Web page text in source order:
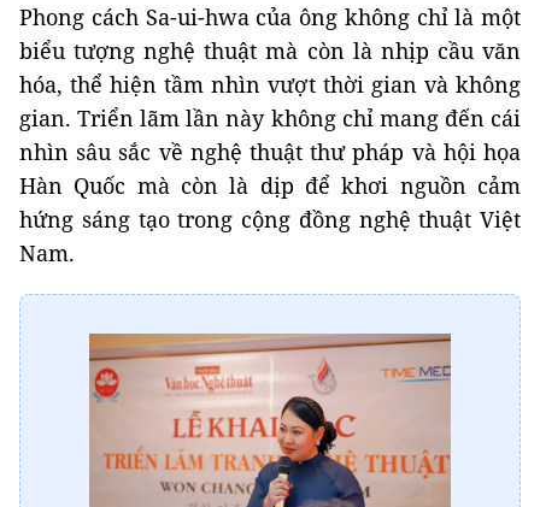
Phong cách Sa-ui-hwa của ông không chỉ là một
biểu tượng nghệ thuật mà còn là nhịp cầu văn
hóa, thể hiện tầm nhìn vượt thời gian và không
gian. Triển lãm lần này không chỉ mang đến cái
nhìn sâu sắc về nghệ thuật thư pháp và hội họa
Hàn Quốc mà còn là dịp để khơi nguồn cảm
hứng sáng tạo trong cộng đồng nghệ thuật Việt
Nam.